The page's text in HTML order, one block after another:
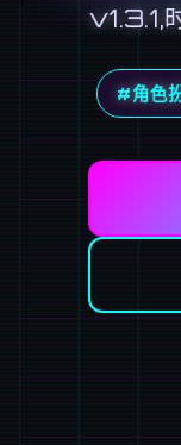
v1.3.1,
#角色